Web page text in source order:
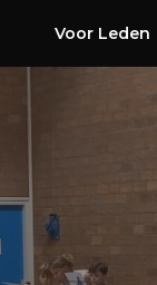
Voor Leden